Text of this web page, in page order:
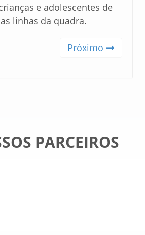
e adolescentes de
linhas da quadra.
Próximo
PARCEIROS